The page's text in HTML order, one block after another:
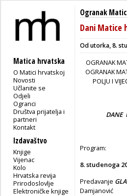
Matica hrvatska
O Matici hrvatskoj
Novosti
Učlanite se
Odjeli
Ogranci
Društva prijatelja i
partneri
Kontakt
Izdavaštvo
Knjige
Vijenac
Kolo
Hrvatska revija
Prirodoslovlje
Elektroničke knjige
Ogranak
Dani Matice
Od utorka, 8.
OGRANAK
OGRANAK
POLJU I
DANE
Program:
8. studenoga
Predavanje
Damjanović